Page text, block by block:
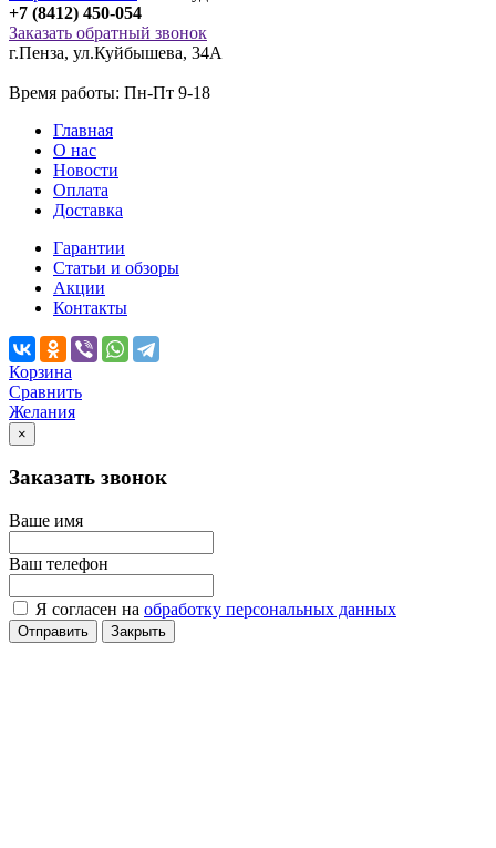
+7 (8412) 450-054
Заказать обратный звонок
г.Пенза, ул.Куйбышева, 34А
Время работы: Пн-Пт 9-18
Главная
О нас
Новости
Оплата
Доставка
Гарантии
Статьи и обзоры
Акции
Контакты
Корзина
Сравнить
Желания
×
Заказать звонок
Ваше имя
Ваш телефон
Я согласен на обработку персональных данных
Отправить Закрыть